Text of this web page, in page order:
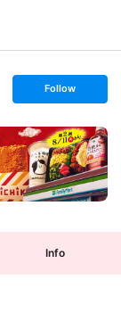
s
t
o
l
l
o
w
Follow
Info